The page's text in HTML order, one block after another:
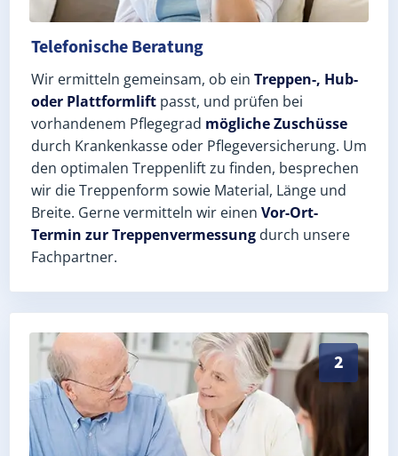
Telefonische Beratung
Wir ermitteln gemeinsam, ob ein Treppen-, Hub-
oder Plattformlift passt, und prüfen bei
vorhandenem Pflegegrad mögliche Zuschüsse
durch Krankenkasse oder Pflegeversicherung. Um
den optimalen Treppenlift zu finden, besprechen
wir die Treppenform sowie Material, Länge und
Breite. Gerne vermitteln wir einen Vor-Ort-
Termin zur Treppenvermessung durch unsere
Fachpartner.
2
Exaktes Aufmaß in Ronneburg (Main-Kinzig-Kreis)